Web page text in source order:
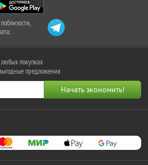
покупках
предложения